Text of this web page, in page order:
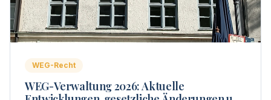
WEG-Recht
WEG-Verwaltung 2026: Aktuelle